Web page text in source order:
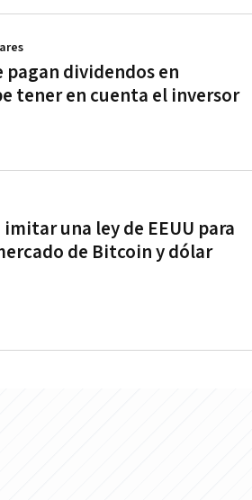
pagan dividendos en
tener en cuenta el inversor
una ley de EEUU para
de Bitcoin y dólar